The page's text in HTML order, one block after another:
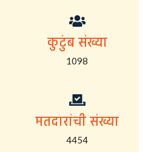
कुटुंब संख्या
1098
मतदारांची संख्या
4454